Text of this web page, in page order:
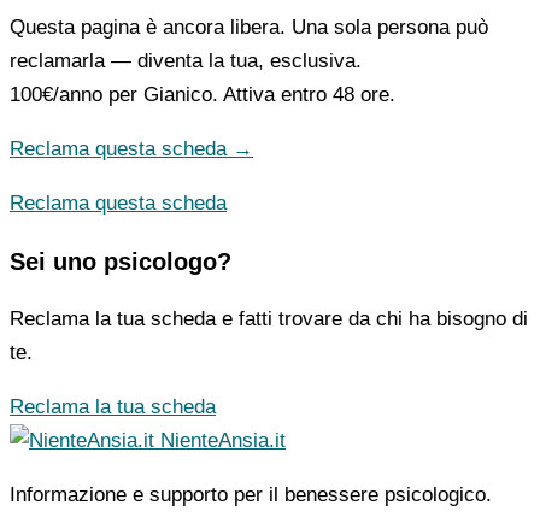
Questa pagina è ancora libera. Una sola persona può
reclamarla — diventa la tua, esclusiva.
100€/anno per Gianico. Attiva entro 48 ore.
Reclama questa scheda →
Reclama questa scheda
Sei uno psicologo?
Reclama la tua scheda e fatti trovare da chi ha bisogno di
te.
Reclama la tua scheda
NienteAnsia.it
Informazione e supporto per il benessere psicologico.